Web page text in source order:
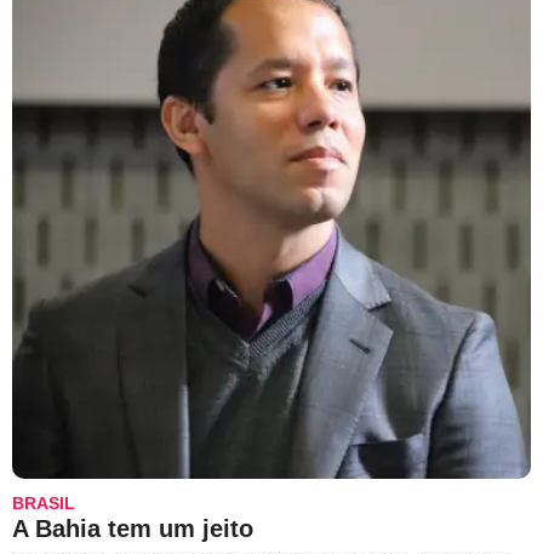
BRASIL
A Bahia tem um jeito